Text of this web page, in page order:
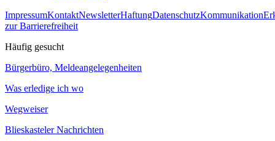
ImpressumKontaktNewsletterHaftungDatenschutzKommunikation
zur Barrierefreiheit
Häufig gesucht
Bürgerbüro, Meldeangelegenheiten
Was erledige ich wo
Wegweiser
Blieskasteler Nachrichten